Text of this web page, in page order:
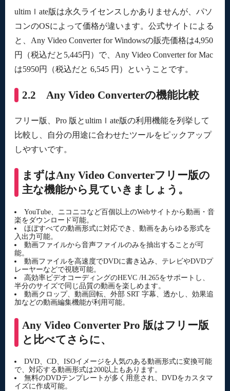
ultimｌate版は永久ライセンスしかありませんが、パソ
コンのOSによって価格が違います。公式サイトによる
と、Any Video Converter for Windowsの販売価格は4,950
円（税込だと5,445円）で、Any Video Converter for Mac
は5950円（税込だと 6,545 円）ということです。
2.2 Any Video Converterの機能比較
フリー版、Pro 版とultimｌate版の利用機能を列挙して
比較し、自分の用途に合わせたツールをピックアップ
しやすいです。
まずはAny Video Converterフリー版の
主な機能から見ていきましょう。
YouTube、ニコニコなど百個以上のWebサイトから動画・音
楽をダウンロード可能。
ほぼすべての動画形式に対応でき、動画をあらゆる形式を
入出力可能。
動画ファイルから音声ファイルのみを抽出することが可
能。
動画ファイルを高速度でDVDに書き込み、テレビやDVDプ
レーヤーなどで視聴可能。
高効率ビデオコーディングのHEVC /H.265をサポートし、
半分のサイズで同じ品質の動画を楽しめます。
動画クロップ、動画回転、外部 SRT 字幕、透かし、効果追
加などの動画編集機能が利用可能。
Any Video Converter Pro 版はフリー版
と比べてさらに、
DVD、CD、ISOイメージを人気のある動画形式に変換可能
で、対応する動画形式は200以上もあります。
無料のDVDテンプレートが多く用意され、DVDをカスタマ
イズに作成可能。